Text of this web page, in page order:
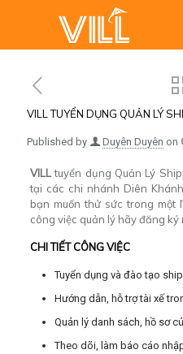
VILL TUYỂN DỤNG QUẢN LÝ
Published by Duyên Duyên on
VILLtuyển dụng Quản Lý
tại các chi nhánh Diên
bạn muốn thử sức trong một
công việc quản lý hãy đăng ký
CHI TIẾT CÔNG VIỆC
Tuyển dụng và đào tạo
Hướng dẫn, hỗ trợ tài xế
Quản lý danh sách, hồ sơ
Theo dõi, làm báo cáo